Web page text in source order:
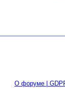
О форуме |